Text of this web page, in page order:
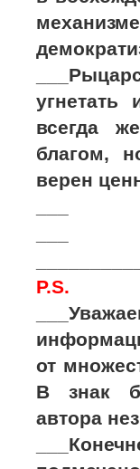
всегда
благом,
верен
P.S.
от
В знак
автора